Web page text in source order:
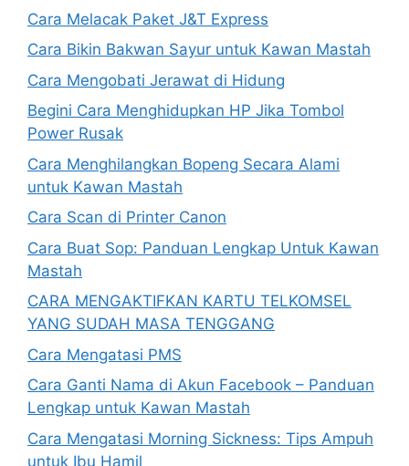
Cara Melacak Paket J&T Express
Cara Bikin Bakwan Sayur untuk Kawan Mastah
Cara Mengobati Jerawat di Hidung
Begini Cara Menghidupkan HP Jika Tombol
Power Rusak
Cara Menghilangkan Bopeng Secara Alami
untuk Kawan Mastah
Cara Scan di Printer Canon
Cara Buat Sop: Panduan Lengkap Untuk Kawan
Mastah
CARA MENGAKTIFKAN KARTU TELKOMSEL
YANG SUDAH MASA TENGGANG
Cara Mengatasi PMS
Cara Ganti Nama di Akun Facebook – Panduan
Lengkap untuk Kawan Mastah
Cara Mengatasi Morning Sickness: Tips Ampuh
untuk Ibu Hamil